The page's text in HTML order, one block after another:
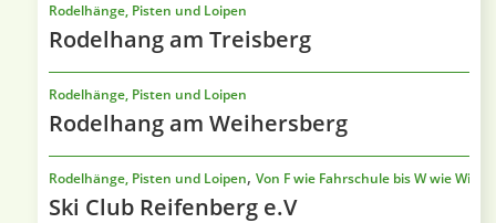
Rodelhänge, Pisten und Loipen
Rodelhang am Treisberg
Rodelhänge, Pisten und Loipen
Rodelhang am Weihersberg
Rodelhänge, Pisten und Loipen, Von F wie Fahrschule bis W wie
Ski Club Reifenberg e.V